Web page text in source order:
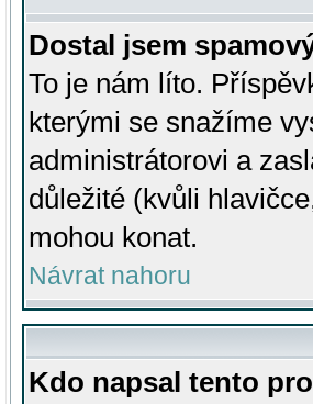
Dostal jsem
To je nám líto.
kterými se snažíme
administrátorovi a
důležité (kvůli
mohou konat.
Návrat nahoru
Kdo napsal tento